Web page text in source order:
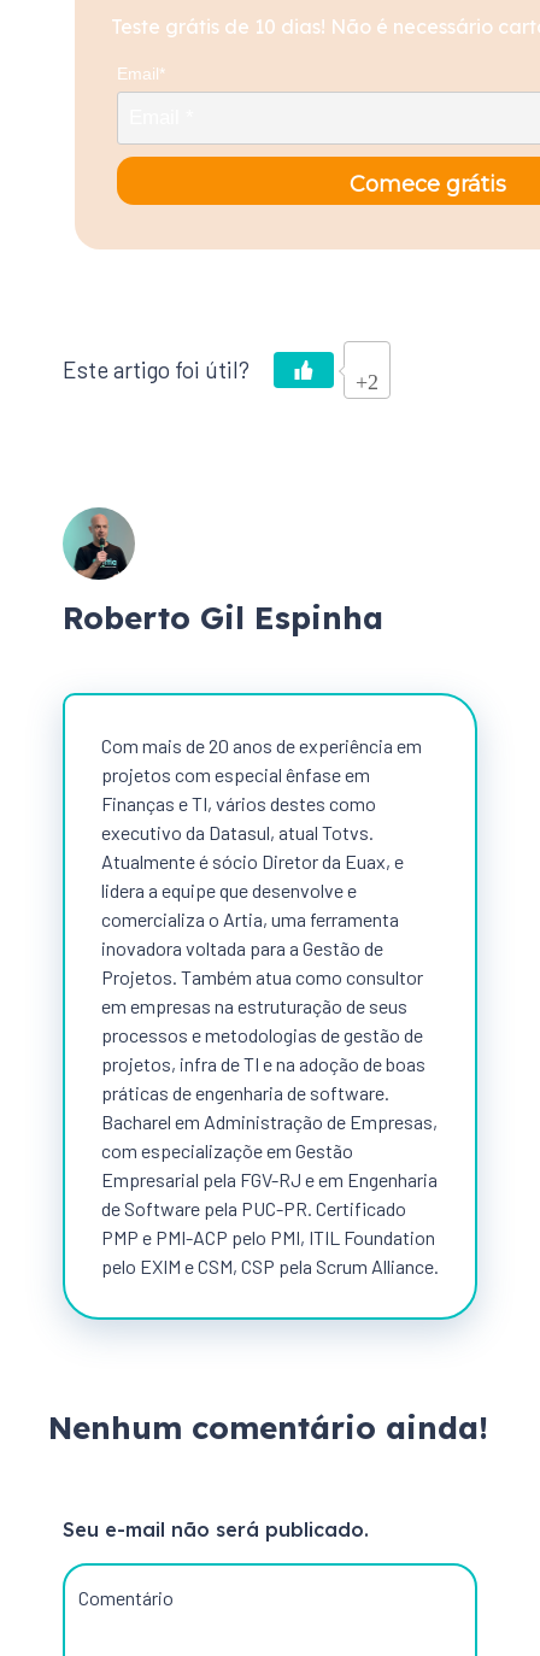
Teste grátis de 10 dias! Não é necessário
Email*
Comece grátis
+2
Roberto Gil Espinha
Com mais de 20 anos de experiência em
projetos com especial ênfase em
Finanças e TI, vários destes como
executivo da Datasul, atual Totvs.
Atualmente é sócio Diretor da Euax, e
lidera a equipe que desenvolve e
comercializa o Artia, uma ferramenta
inovadora voltada para a Gestão de
Projetos. Também atua como consultor
em empresas na estruturação de seus
processos e metodologias de gestão de
projetos, infra de TI e na adoção de boas
práticas de engenharia de software.
Bacharel em Administração de Empresas,
com especializaçõe em Gestão
Empresarial pela FGV-RJ e em Engenharia
de Software pela PUC-PR. Certificado
PMP e PMI-ACP pelo PMI, ITIL Foundation
pelo EXIM e CSM, CSP pela Scrum Alliance.
Nenhum comentário ainda!
Seu e-mail não será publicado.
Comentário